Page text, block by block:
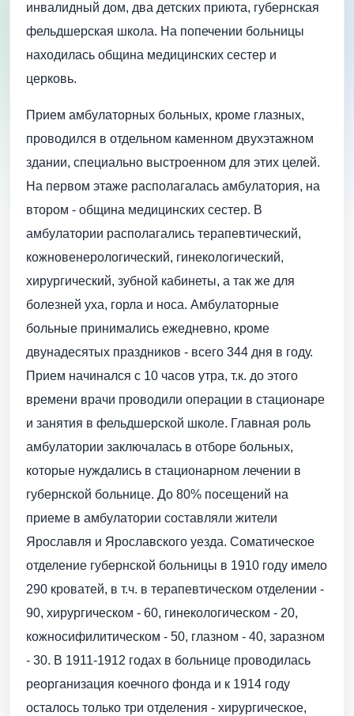
инвалидный дом, два детских приюта, губернская
фельдшерская школа. На попечении больницы
находилась община медицинских сестер и
церковь.
Прием амбулаторных больных, кроме глазных,
проводился в отдельном каменном двухэтажном
здании, специально выстроенном для этих целей.
На первом этаже располагалась амбулатория, на
втором - община медицинских сестер. В
амбулатории располагались терапевтический,
кожно­венерологический, гинекологический,
хирургический, зубной кабинеты, а так же для
болезней уха, горла и носа. Амбулаторные
больные принимались ежедневно, кроме
двунадесятых праздников - всего 344 дня в году.
Прием начинался с 10 часов утра, т.к. до этого
времени врачи проводили операции в стационаре
и занятия в фельдшерской школе. Главная роль
амбулатории заключалась в отборе больных,
которые нуждались в стационарном лечении в
губернской больнице. До 80% посещений на
приеме в амбулатории составляли жители
Ярославля и Ярославского уезда. Соматическое
отделение губернской больницы в 1910 году имело
290 кроватей, в т.ч. в терапевтическом отделении -
90, хирургическом - 60, гинекологическом - 20,
кожно­сифилитическом - 50, глазном - 40, заразном
- 30. В 1911-1912 годах в больнице проводилась
реорганизация коечного фонда и к 1914 году
осталось только три отделения - хирургическое,